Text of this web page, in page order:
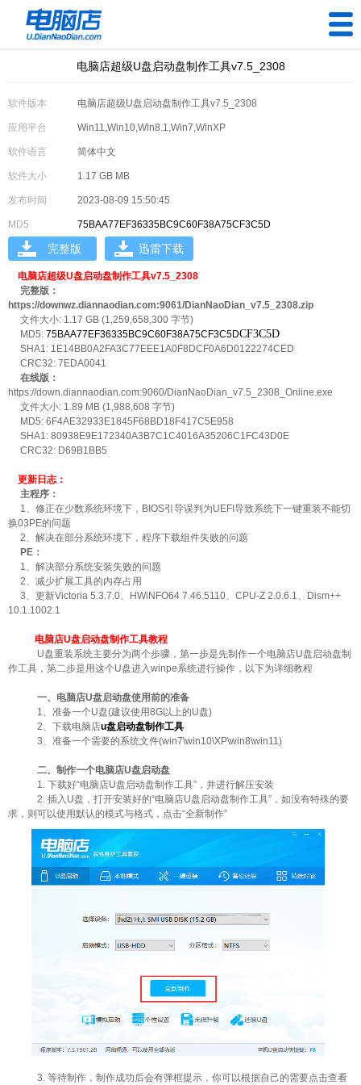
U盘工具
电脑问题
电脑店超级U盘启动盘制作工具v7.5_2308
软件版本 电脑店超级U盘启动盘制作工具v7.5_2308
应用平台 Win11,Win10,Win8.1,Win7,WinXP
软件语言 简体中文
软件大小 1.17 GB MB
发布时间 2023-08-09 15:50:45
MD5 75BAA77EF36335BC9C60F38A75CF3C5D
完整版 迅雷下载
电脑店超级U盘启动盘制作工具v7.5_2308
完整版：
https://downwz.diannaodian.com:9061/DianNaoDian_v7.5_2308.zip
文件大小: 1.17 GB (1,259,658,300 字节)
MD5: 75BAA77EF36335BC9C60F38A75CF3C5DCF3C5D
SHA1: 1E14BB0A2FA3C77EEE1A0F8DCF0A6D0122274CED
CRC32: 7EDA0041
在线版：
https://down.diannaodian.com:9060/DianNaoDian_v7.5_2308_Online.exe
文件大小: 1.89 MB (1,988,608 字节)
MD5: 6F4AE32933E1845F68BD18F417C5E958
SHA1: 80938E9E172340A3B7C1C4016A35206C1FC43D0E
CRC32: D69B1BB5
更新日志：
主程序：
1、修正在少数系统环境下，BIOS引导误判为UEFI导致系统下一键重装不能切
换03PE的问题
2、解决在部分系统环境下，程序下载组件失败的问题
PE：
1、解决部分系统安装失败的问题
2、减少扩展工具的内存占用
3、更新Victoria 5.3.7.0、HWiNFO64 7.46.5110、CPU-Z 2.0.6.1、Dism++
10.1.1002.1
电脑店U盘启动盘制作工具教程
U盘重装系统主要分为两个步骤，第一步是先制作一个电脑店U盘启动盘制
作工具，第二步是用这个U盘进入winpe系统进行操作，以下为详细教程
一、电脑店U盘启动盘使用前的准备
1、准备一个U盘(建议使用8G以上的U盘)
2、下载电脑店u盘启动盘制作工具
3、准备一个需要的系统文件(win7\win10\XP\win8\win11)
二、制作一个电脑店U盘启动盘
1. 下载好“电脑店U盘启动盘制作工具”，并进行解压安装
2. 插入U盘，打开安装好的“电脑店U盘启动盘制作工具”，如没有特殊的要
求，则可以使用默认的模式与格式，点击“全新制作”
3. 等待制作，制作成功后会有弹框提示，你可以根据自己的需要点击查看